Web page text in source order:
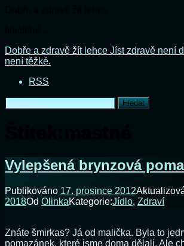
Přejít
k
webu
Dobře a zdravě žít lehce Jíst zdravě není
není těžké.
RSS
Vyhledávání
Vylepšená brynzová
Publikováno 17. prosince 2012
2018Od OlinkaKategorie:Jídlo, Zdraví
Znáte šmirkas? Já od malička. Byla to
pomazánek, které jsme doma dělali. Ale